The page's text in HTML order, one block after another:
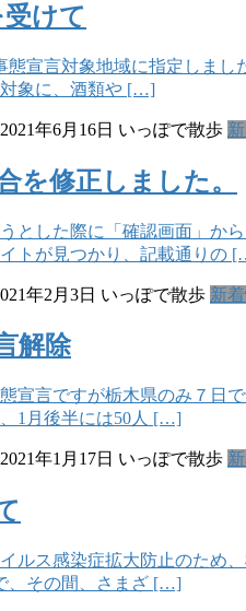
けて
態宣言対象地域に指定しま
象に、酒類や […]
2021年6月16日 いっぽで散歩
を修正しました。
とした際に「確認画面」か
トが見つかり、記載通りの
年2月3日 いっぽで散歩 新
解除
宣言ですが栃木県のみ７日
1月後半には50人 […]
2021年1月17日 いっぽで散歩
ルス感染症拡大防止のため
、その間、さまざ […]